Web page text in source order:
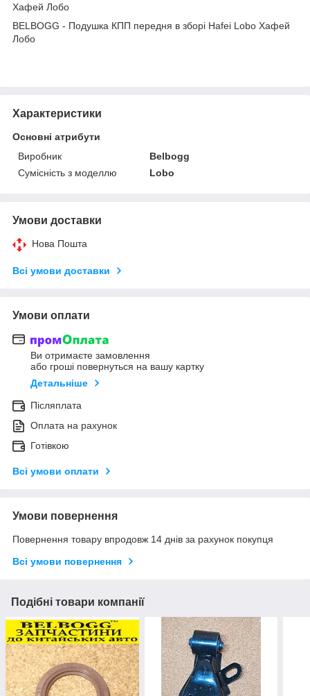
Хафей Лобо
BELBOGG - Подушка КПП передня в зборі Hafei Lobo Хафей
Лобо
Характеристики
Основні атрибути
Виробник
Belbogg
Сумісність з моделлю
Lobo
Умови доставки
Нова Пошта
Всі умови доставки
Умови оплати
Ви отримаєте замовлення
або гроші повернуться на вашу картку
Детальніше
Післяплата
Оплата на рахунок
Готівкою
Всі умови оплати
Умови повернення
Повернення товару впродовж 14 днів за рахунок покупця
Всі умови повернення
Подібні товари компанії